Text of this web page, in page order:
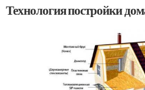
Технология постройки